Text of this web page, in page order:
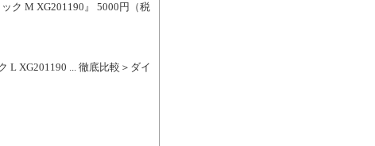
ク M XG201190』 5000円（税
L XG201190 ... 徹底比較＞ダイ